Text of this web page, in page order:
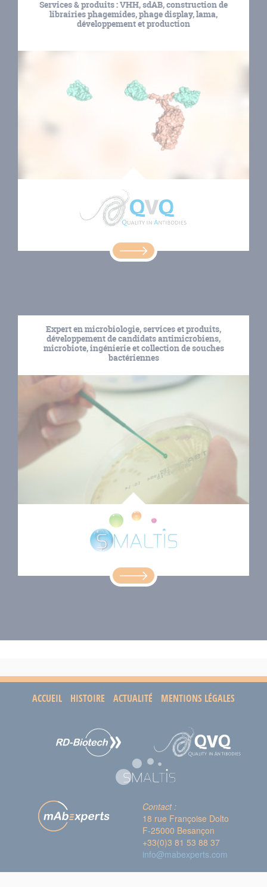
Services & produits : VHH, sdAB, construction de
librairies phagemides, phage display, lama,
développement et production
Expert en microbiologie, services et produits,
développement de candidats antimicrobiens,
microbiote, ingénierie et collection de souches
bactériennes
ACCUEIL HISTOIRE ACTUALITÉ MENTIONS LÉGALES
Contact :
18 rue Françoise Dolto
F-25000 Besançon
+33(0)3 81 53 88 37
info@mabexperts.com